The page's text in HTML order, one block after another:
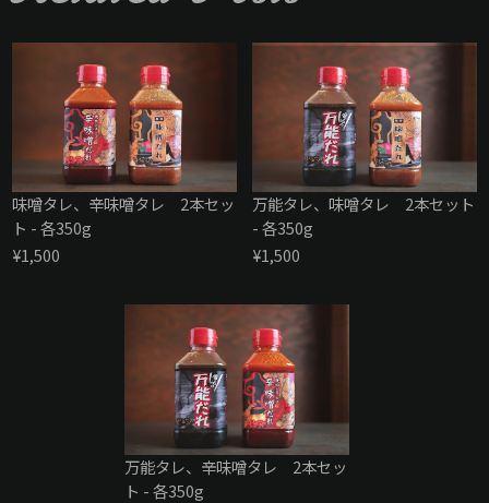
味噌タレ、辛味噌タレ 2本セッ
ト - 各350g
¥1,500
万能タレ、味噌タレ 2本セット
- 各350g
¥1,500
万能タレ、辛味噌タレ 2本セッ
ト - 各350g